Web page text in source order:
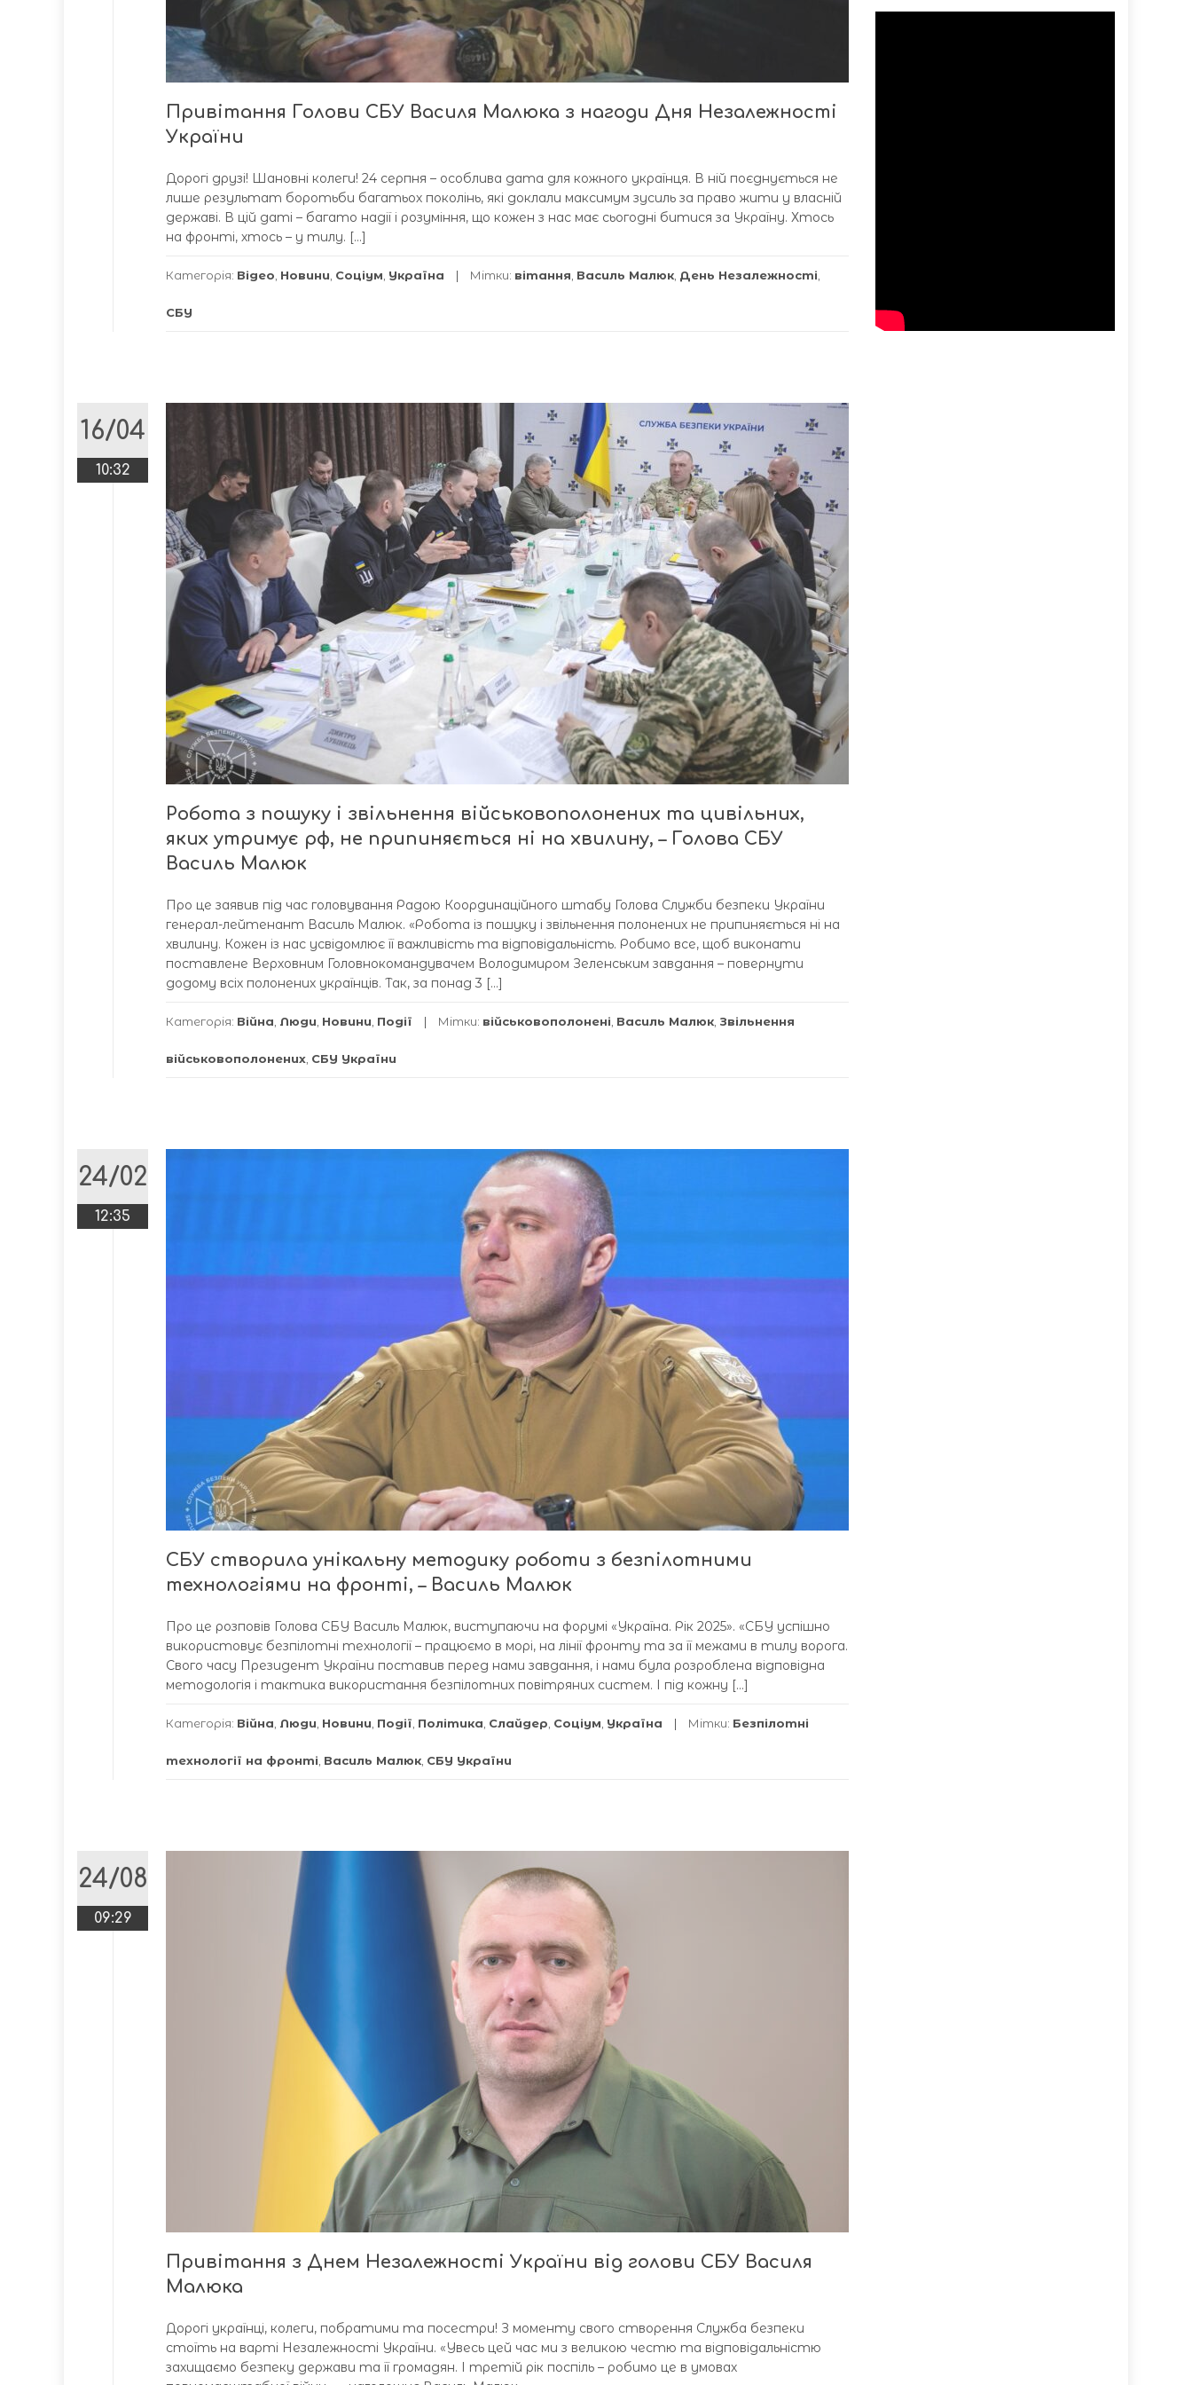
Привітання Голови СБУ Василя Малюка з нагоди Дня Незалежності
України
Дорогі друзі! Шановні колеги! 24 серпня – особлива дата для кожного українця. В ній поєднується не
лише результат боротьби багатьох поколінь, які доклали максимум зусиль за право жити у власній
державі. В цій даті – багато надії і розуміння, що кожен з нас має сьогодні битися за Україну. Хтось
на фронті, хтось – у тилу. […]
Категорія: Відео Новини Соціум Україна Мітки: вітання Василь Малюк День Незалежності
СБУ
16/04
10:32
Робота з пошуку і звільнення військовополонених та цивільних,
яких утримує рф, не припиняється ні на хвилину, – Голова СБУ
Василь Малюк
Про це заявив під час головування Радою Координаційного штабу Голова Служби безпеки України
генерал-лейтенант Василь Малюк. «Робота із пошуку і звільнення полонених не припиняється ні на
хвилину. Кожен із нас усвідомлює її важливість та відповідальність. Робимо все, щоб виконати
поставлене Верховним Головнокомандувачем Володимиром Зеленським завдання – повернути
додому всіх полонених українців. Так, за понад 3 […]
Категорія: Війна Люди Новини Події Мітки: військовополонені Василь Малюк Звільнення
військовополонених СБУ України
24/02
12:35
СБУ створила унікальну методику роботи з безпілотними
технологіями на фронті, – Василь Малюк
Про це розповів Голова СБУ Василь Малюк, виступаючи на форумі «Україна. Рік 2025». «СБУ успішно
використовує безпілотні технології – працюємо в морі, на лінії фронту та за її межами в тилу ворога.
Свого часу Президент України поставив перед нами завдання, і нами була розроблена відповідна
методологія і тактика використання безпілотних повітряних систем. І під кожну […]
Категорія: Війна Люди Новини Події Політика Слайдер Соціум Україна Мітки: Безпілотні
технології на фронті Василь Малюк СБУ України
24/08
09:29
Привітання з Днем Незалежності України від голови СБУ Василя
Малюка
Дорогі українці, колеги, побратими та посестри! З моменту свого створення Служба безпеки
стоїть на варті Незалежності України. «Увесь цей час ми з великою честю та відповідальністю
захищаємо безпеку держави та її громадян. І третій рік поспіль – робимо це в умовах